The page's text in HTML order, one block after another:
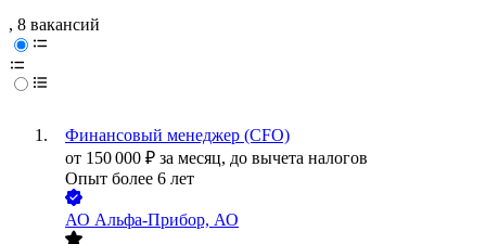
, 8 вакансий
Финансовый менеджер (CFO)
от 150 000 ₽ за месяц, до вычета налогов
Опыт более 6 лет
АО Альфа-Прибор, АО